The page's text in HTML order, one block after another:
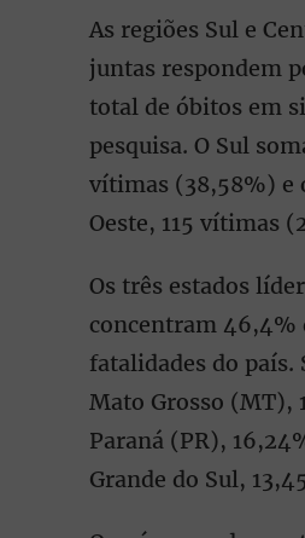
As regiões Sul e
juntas respondem
total de óbitos em
pesquisa. O Sul
vítimas (38,58%) e
Oeste, 115 vítimas
Os três estados
concentram 46,4%
fatalidades do país.
Mato Grosso (MT),
Paraná (PR),
Grande do Sul,